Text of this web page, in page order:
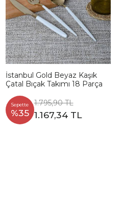
İstanbul Gold Beyaz Kaşık
Çatal Bıçak Takımı 18 Parça
Sepette
%35
1.795,90 TL
1.167,34 TL